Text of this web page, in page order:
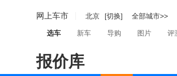
网上车市 北京 [切换] 全部城市>>
选车 新车 导购 图片 评
报价库保时捷718